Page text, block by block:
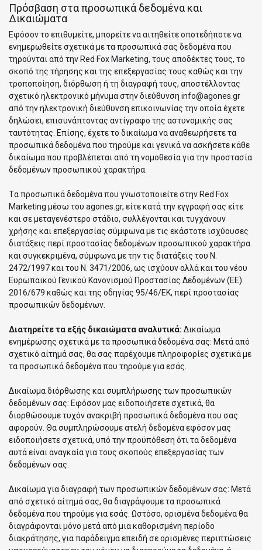
Πρόσβαση στα προσωπικά δεδομένα και
Δικαιώματα
Εφόσον το επιθυμείτε, μπορείτε να αιτηθείτε οποτεδήποτε να
ενημερωθείτε σχετικά με τα προσωπικά σας δεδομένα που
τηρούνται από την Red Fox Marketing, τους αποδέκτες τους, το
σκοπό της τήρησης και της επεξεργασίας τους καθώς και την
τροποποίηση, διόρθωση ή τη διαγραφή τους, αποστέλλοντας
σχετικό ηλεκτρονικό μήνυμα στην διεύθυνση info@agones.gr
από την ηλεκτρονική διεύθυνση επικοινωνίας την οποία έχετε
δηλώσει, επισυνάπτοντας αντίγραφο της αστυνομικής σας
ταυτότητας. Επίσης, έχετε το δικαίωμα να αναθεωρήσετε τα
προσωπικά δεδομένα που τηρούμε και γενικά να ασκήσετε κάθε
δικαίωμα που προβλέπεται από τη νομοθεσία για την προστασία
δεδομένων προσωπικού χαρακτήρα.
Tα προσωπικά δεδομένα που γνωστοποιείτε στην Red Fox
Marketing μέσω του agones.gr, είτε κατά την εγγραφή σας είτε
και σε μεταγενέστερο στάδιο, συλλέγονται και τυγχάνουν
χρήσης και επεξεργασίας σύμφωνα με τις εκάστοτε ισχύουσες
διατάξεις περί προστασίας δεδομένων προσωπικού χαρακτήρα.
και συγκεκριμένα, σύμφωνα με την τις διατάξεις του Ν.
2472/1997 και του Ν. 3471/2006, ως ισχύουν αλλά και του νέου
Ευρωπαϊκού Γενικού Κανονισμού Προστασίας Δεδομένων (ΕΕ)
2016/679 καθώς και της οδηγίας 95/46/ΕΚ, περί προστασίας
προσωπικών δεδομένων.
Διατηρείτε τα εξής δικαιώματα αναλυτικά: Δικαίωμα
ενημέρωσης σχετικά με τα προσωπικά δεδομένα σας: Μετά από
σχετικό αίτημά σας, θα σας παρέχουμε πληροφορίες σχετικά με
τα προσωπικά δεδομένα που τηρούμε για εσάς.
Δικαίωμα διόρθωσης και συμπλήρωσης των προσωπικών
δεδομένων σας: Εφόσον μας ειδοποιήσετε σχετικά, θα
διορθώσουμε τυχόν ανακριβή προσωπικά δεδομένα που σας
αφορούν. Θα συμπληρώσουμε ατελή δεδομένα εφόσον μας
ειδοποιήσετε σχετικά, υπό την προϋπόθεση ότι τα δεδομένα
αυτά είναι αναγκαία για τους σκοπούς επεξεργασίας των
δεδομένων σας.
Δικαίωμα για διαγραφή των προσωπικών δεδομένων σας: Μετά
από σχετικό αίτημά σας, θα διαγράψουμε τα προσωπικά
δεδομένα που τηρούμε για εσάς. Ωστόσο, ορισμένα δεδομένα θα
διαγράφονται μόνο μετά από μια καθορισμένη περίοδο
διακράτησης, για παράδειγμα επειδή σε ορισμένες περιπτώσεις